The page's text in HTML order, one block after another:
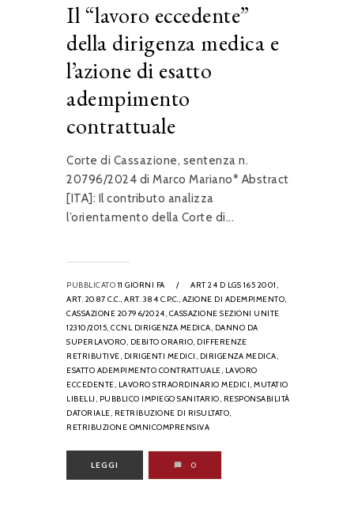
Il “lavoro eccedente”
della dirigenza medica e
l’azione di esatto
adempimento
contrattuale
Corte di Cassazione, sentenza n.
20796/2024 di Marco Mariano* Abstract
[ITA]: Il contributo analizza
l’orientamento della Corte di...
PUBBLICATO 11 GIORNI FA /
ART 24 D LGS 165 2001,
ART. 2087 C.C., ART. 384 C.P.C., AZIONE DI ADEMPIMENTO,
CASSAZIONE 20796/2024, CASSAZIONE SEZIONI UNITE
12310/2015, CCNL DIRIGENZA MEDICA, DANNO DA
SUPERLAVORO, DEBITO ORARIO, DIFFERENZE
RETRIBUTIVE, DIRIGENTI MEDICI, DIRIGENZA MEDICA,
ESATTO ADEMPIMENTO CONTRATTUALE, LAVORO
ECCEDENTE, LAVORO STRAORDINARIO MEDICI, MUTATIO
LIBELLI, PUBBLICO IMPIEGO SANITARIO, RESPONSABILITÀ
DATORIALE, RETRIBUZIONE DI RISULTATO,
RETRIBUZIONE OMNICOMPRENSIVA
LEGGI 0